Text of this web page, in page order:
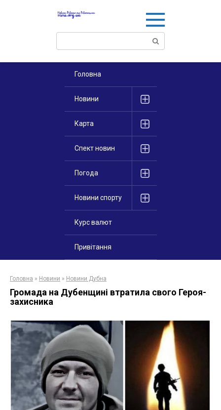
Поиск:
Головна
Новини
Карта
Спект новин
Погода
Новини спорту
Курс валют
Привітання
Головна » Новини » Новини Дубна
Громада на Дубенщині втратила свого Героя-
захисника